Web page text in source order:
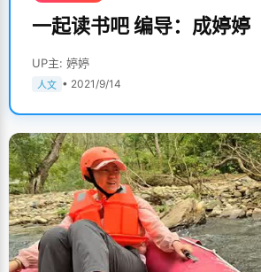
一起读书吧 编导：成婷婷
UP主: 婷婷
人文 • 2021/9/14